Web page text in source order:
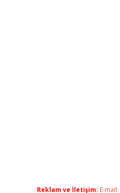
Reklam ve İletişim: E-mail: